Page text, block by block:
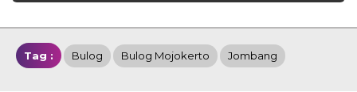
Tag : Bulog Bulog Mojokerto Jombang